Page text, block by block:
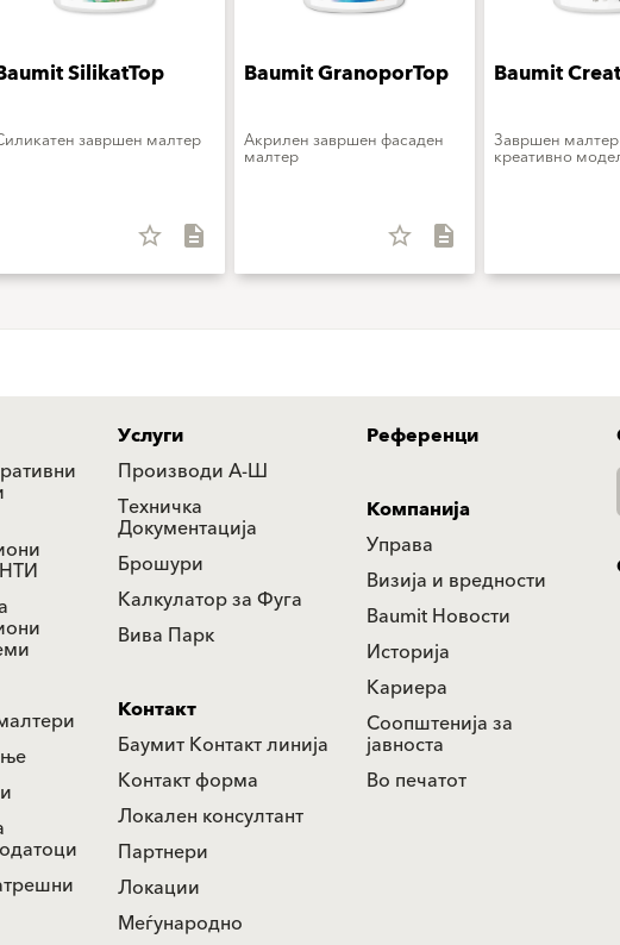
SilikatTop
завршен малтер
star_border description
Baumit GranoporTop
Акрилен завршен фасаден
малтер
star_border description
Baumit
Завршен малтер
креативно
Услуги
Производи А-Ш
Техничка
Документација
Брошури
Калкулатор за Фуга
Вива Парк
Референци
Компанија
Управа
Визија и вредности
Baumit Новости
Историја
Кариера
Соопштенија за
јавноста
Во печатот
Контакт
Баумит Контакт линија
Контакт форма
Локален консултант
Партнери
Локации
Меѓународно